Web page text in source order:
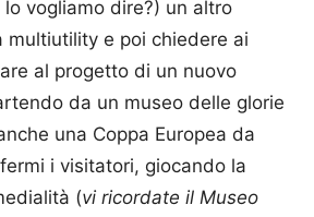
vogliamo dire?) un altro
multiutility e poi chiedere ai
al progetto di un nuovo
da un museo delle glorie
una Coppa Europea da
i visitatori, giocando la
(vi ricordate il Museo